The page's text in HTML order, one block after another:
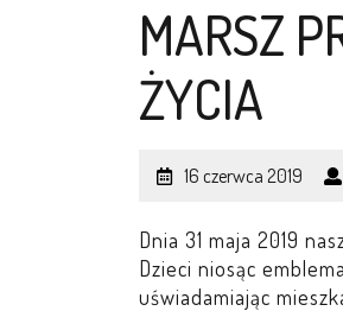
MARSZ
ŻYCIA
16 czerwca 2019
Dnia 31 maja 2019
Dzieci niosąc
uświadamiając